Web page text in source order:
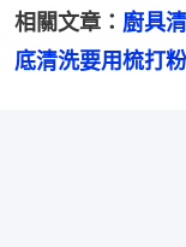
相關文章： 廚具
底清洗要用梳打